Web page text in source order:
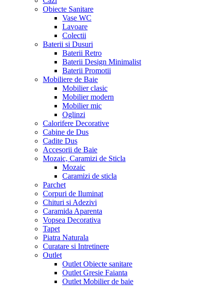
Obiecte Sanitare
Vase WC
Lavoare
Colectii
Baterii si Dusuri
Baterii Retro
Baterii Design Minimalist
Baterii Promotii
Mobiliere de Baie
Mobilier clasic
Mobilier modern
Mobilier mic
Oglinzi
Calorifere Decorative
Cabine de Dus
Cadite Dus
Accesorii de Baie
Mozaic, Caramizi de Sticla
Mozaic
Caramizi de sticla
Parchet
Corpuri de Iluminat
Chituri si Adezivi
Caramida Aparenta
Vopsea Decorativa
Tapet
Piatra Naturala
Curatare si Intretinere
Outlet
Outlet Obiecte sanitare
Outlet Gresie Faianta
Outlet Mobilier de baie